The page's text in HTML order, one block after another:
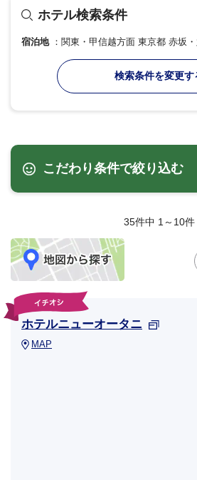
ホテル検索条件
宿泊地 関東・甲信越方面 東京都 赤坂
検索条件を変更す
こだわり条件で絞り込む
35件中 1～10件
ホテルニューオータニ
MAP